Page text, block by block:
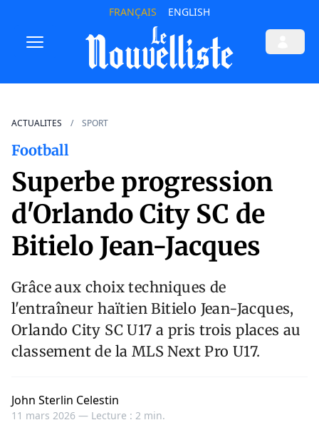
FRANÇAIS ENGLISH
ACTUALITES SPORT
Football
Superbe progression
d'Orlando City SC de
Bitielo Jean-Jacques
Grâce aux choix techniques de
l'entraîneur haïtien Bitielo Jean-Jacques,
Orlando City SC U17 a pris trois places au
classement de la MLS Next Pro U17.
John Sterlin Celestin
11 mars 2026 — Lecture : 2 min.